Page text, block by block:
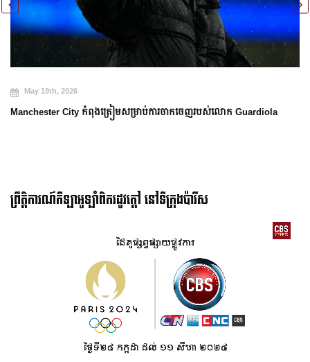
May 19th, 2026
Manchester City កំពុងត្រៀមសម្រាប់ការចាកចេញរបស់លោក Guardiola
ព្រឹត្តិការណ៍កីឡាអូឡាំពិករដូវក្ដៅ នៅទីក្រុងប៉ារីស